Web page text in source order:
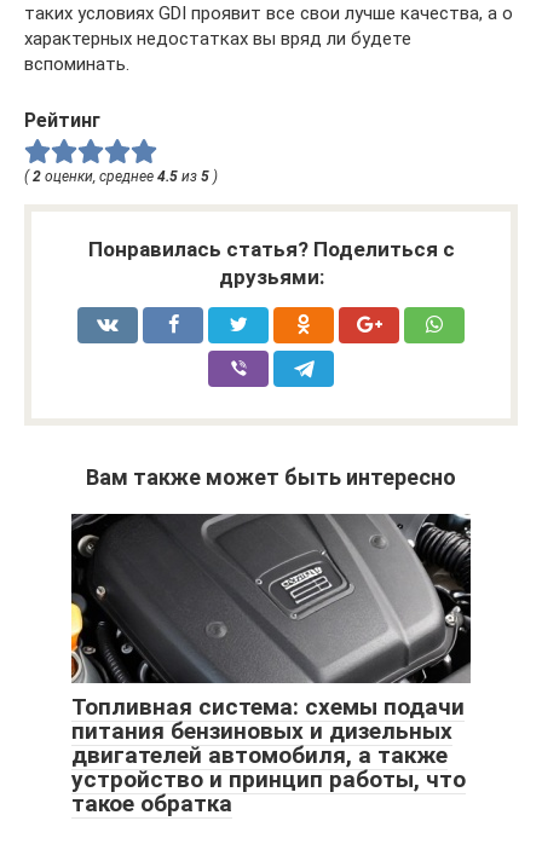
таких условиях GDI проявит все свои лучше качества, а о
характерных недостатках вы вряд ли будете
вспоминать.
Рейтинг
( 2 оценки, среднее 4.5 из 5 )
Понравилась статья? Поделиться с
друзьями:
Вам также может быть интересно
Топливная система: схемы подачи
питания бензиновых и дизельных
двигателей автомобиля, а также
устройство и принцип работы, что
такое обратка